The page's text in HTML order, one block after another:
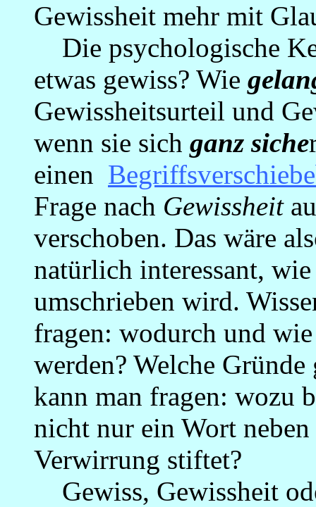
Gewissheit mehr mit
Die psychologische
etwas gewiss? Wie
Gewissheitsurteil und
wenn sie sich ganz siche
einen
Frage nach Gewissheit
verschoben. Das wäre
natürlich interessant,
umschrieben wird.
fragen: wodurch und
werden? Welche
kann man fragen: wozu
nicht nur ein Wort
Verwirrung stiftet?
Gewiss, Gewissheit